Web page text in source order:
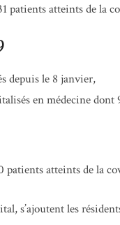
patients atteints de la
depuis le 8 janvier,
en médecine
patients atteints de la
s’ajoutent les